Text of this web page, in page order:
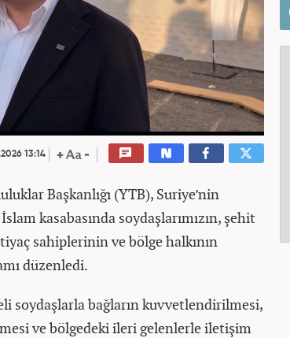
13:14
Başkanlığı (YTB), Suriye’nin
kasabasında soydaşlarımızın, şehit
sahiplerinin ve bölge halkının
düzenledi.
soydaşlarla bağların kuvvetlendirilmesi,
ve bölgedeki ileri gelenlerle iletişim